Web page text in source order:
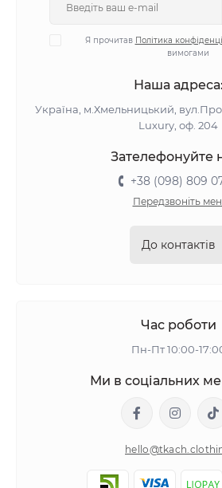
Я прочитав Політика
вимогами
Наша адреса:
Україна, м.Хмельницький,
Luxury, оф. 204
Зателефонуйте
+38 (098) 809
Передзвоніть
До контактів
Час роботи
Пн-Пт 10:00-
Ми в соціальних